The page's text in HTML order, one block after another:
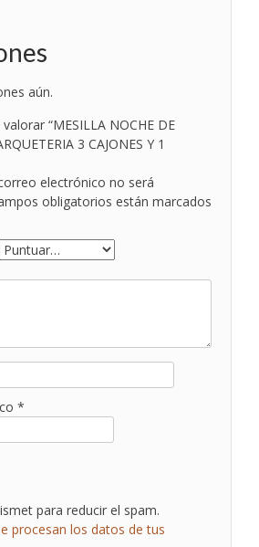
aún.
“MESILLA NOCHE DE
3 CAJONES Y 1
electrónico no será
obligatorios están marcados
*
para reducir el spam.
procesan los datos de tus